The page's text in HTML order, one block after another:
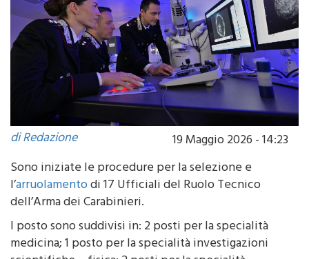
di Redazione
19 Maggio 2026 - 14:23
Sono iniziate le procedure per la selezione e
l’arruolamentodi 17 Ufficiali del Ruolo Tecnico
dell’Arma dei Carabinieri.
I posto sono suddivisi in: 2 posti per la specialità
medicina; 1 posto per la specialità investigazioni